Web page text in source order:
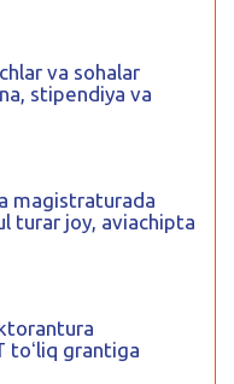
va sohalar
stipendiya va
magistraturada
turar joy, aviachipta
toʻliq grantiga